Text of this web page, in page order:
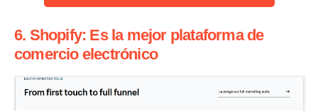
6. Shopify: Es la mejor plataforma de
comercio electrónico